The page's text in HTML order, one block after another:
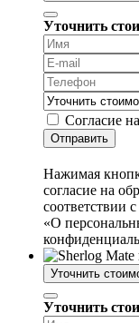
Уточнить
Согласие
Отправить
Нажимая
согласие на
соответствии
«О
Уточнить
Уточнить